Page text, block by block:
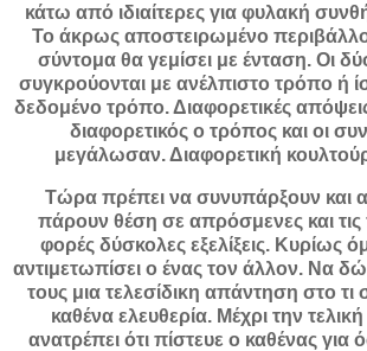
κάτω από ιδιαίτερες για φυλακή
Το άκρως αποστειρωμένο
σύντομα θα γεμίσει με ένταση. Οι
συγκρούονται με ανέλπιστο τρόπο ή
δεδομένο τρόπο. Διαφορετικές
διαφορετικός ο τρόπος και οι
μεγάλωσαν. Διαφορετική
Τώρα πρέπει να συνυπάρξουν και
πάρουν θέση σε απρόσμενες και τις
φορές δύσκολες εξελίξεις. Κυρίως
αντιμετωπίσει ο ένας τον άλλον. Να
τους μια τελεσίδικη απάντηση στο τι
καθένα ελευθερία. Μέχρι την
ανατρέπει ότι πίστευε ο καθένας για